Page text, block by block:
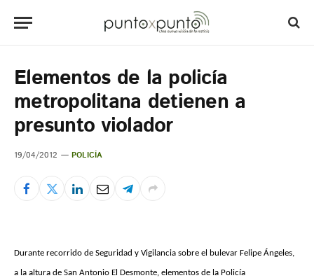
Elementos de la policía
metropolitana detienen a
presunto violador
19/04/2012 POLICÍA
Durante recorrido de Seguridad y Vigilancia sobre el bulevar Felipe Ángeles,
a la altura de San Antonio El Desmonte, elementos de la Policía